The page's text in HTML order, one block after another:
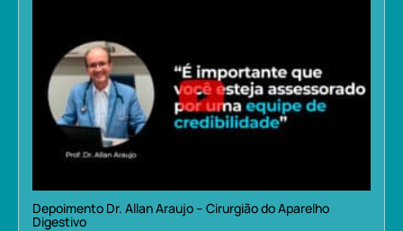
Depoimento Dr. Allan Araujo – Cirurgião do Aparelho
Digestivo